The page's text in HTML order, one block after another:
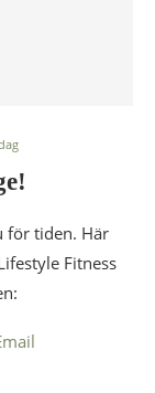
för tiden. Här
Fitness